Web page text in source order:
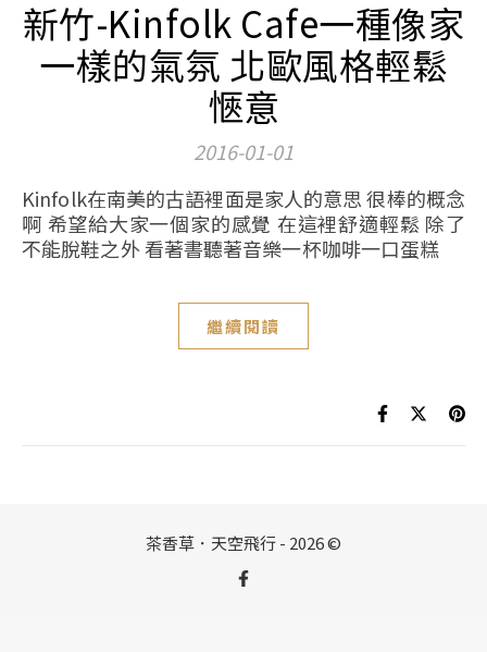
新竹-Kinfolk Cafe一種像家
一樣的氣氛 北歐風格輕鬆
愜意
2016-01-01
Kinfolk在南美的古語裡面是家人的意思 很棒的概念
啊 希望給大家一個家的感覺 在這裡舒適輕鬆 除了
不能脫鞋之外 看著書聽著音樂一杯咖啡一口蛋糕
繼續閱讀
茶香草．天空飛行 - 2026 ©